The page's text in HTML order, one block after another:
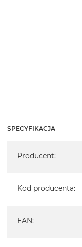
SPECYFIKACJA
Producent:
Kod producenta:
EAN: